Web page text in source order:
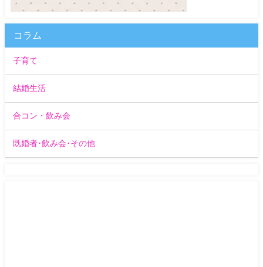
コラム
子育て
結婚生活
合コン・飲み会
既婚者･飲み会･その他